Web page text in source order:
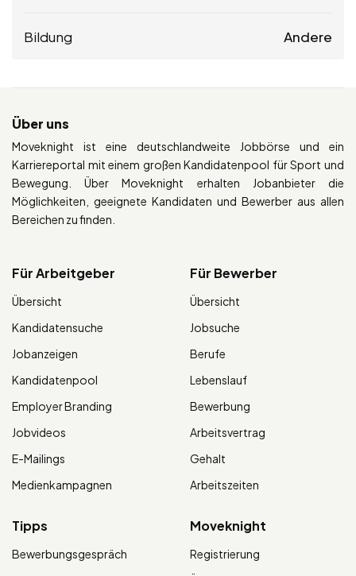
Bildung Andere
Über uns
Moveknight ist eine deutschlandweite Jobbörse und ein
Karriereportal mit einem großen Kandidatenpool für Sport und
Bewegung. Über Moveknight erhalten Jobanbieter die
Möglichkeiten, geeignete Kandidaten und Bewerber aus allen
Bereichen zu finden.
Für Arbeitgeber
Übersicht
Kandidatensuche
Jobanzeigen
Kandidatenpool
Employer Branding
Jobvideos
E-Mailings
Medienkampagnen
Für Bewerber
Übersicht
Jobsuche
Berufe
Lebenslauf
Bewerbung
Arbeitsvertrag
Gehalt
Arbeitszeiten
Tipps
Bewerbungsgespräch
Moveknight
Registrierung